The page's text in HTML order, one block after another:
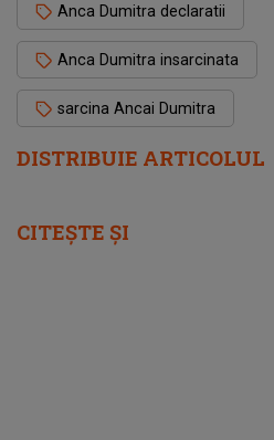
DISTRIBUIE ARTICOLUL
Anca Dumitra declaratii
Anca Dumitra insarcinata
sarcina Ancai Dumitra
CITEȘTE ȘI